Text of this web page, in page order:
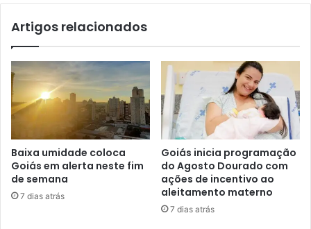
Artigos relacionados
Baixa umidade coloca
Goiás em alerta neste fim
de semana
7 dias atrás
Goiás inicia programação
do Agosto Dourado com
ações de incentivo ao
aleitamento materno
7 dias atrás